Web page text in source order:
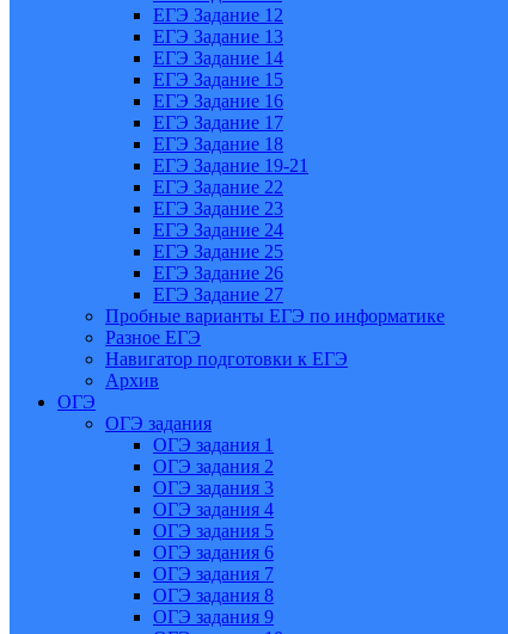
ЕГЭ Задание 12
ЕГЭ Задание 13
ЕГЭ Задание 14
ЕГЭ Задание 15
ЕГЭ Задание 16
ЕГЭ Задание 17
ЕГЭ Задание 18
ЕГЭ Задание 19-21
ЕГЭ Задание 22
ЕГЭ Задание 23
ЕГЭ Задание 24
ЕГЭ Задание 25
ЕГЭ Задание 26
ЕГЭ Задание 27
Пробные варианты ЕГЭ по информатике
Разное ЕГЭ
Навигатор подготовки к ЕГЭ
Архив
ОГЭ
ОГЭ задания
ОГЭ задания 1
ОГЭ задания 2
ОГЭ задания 3
ОГЭ задания 4
ОГЭ задания 5
ОГЭ задания 6
ОГЭ задания 7
ОГЭ задания 8
ОГЭ задания 9